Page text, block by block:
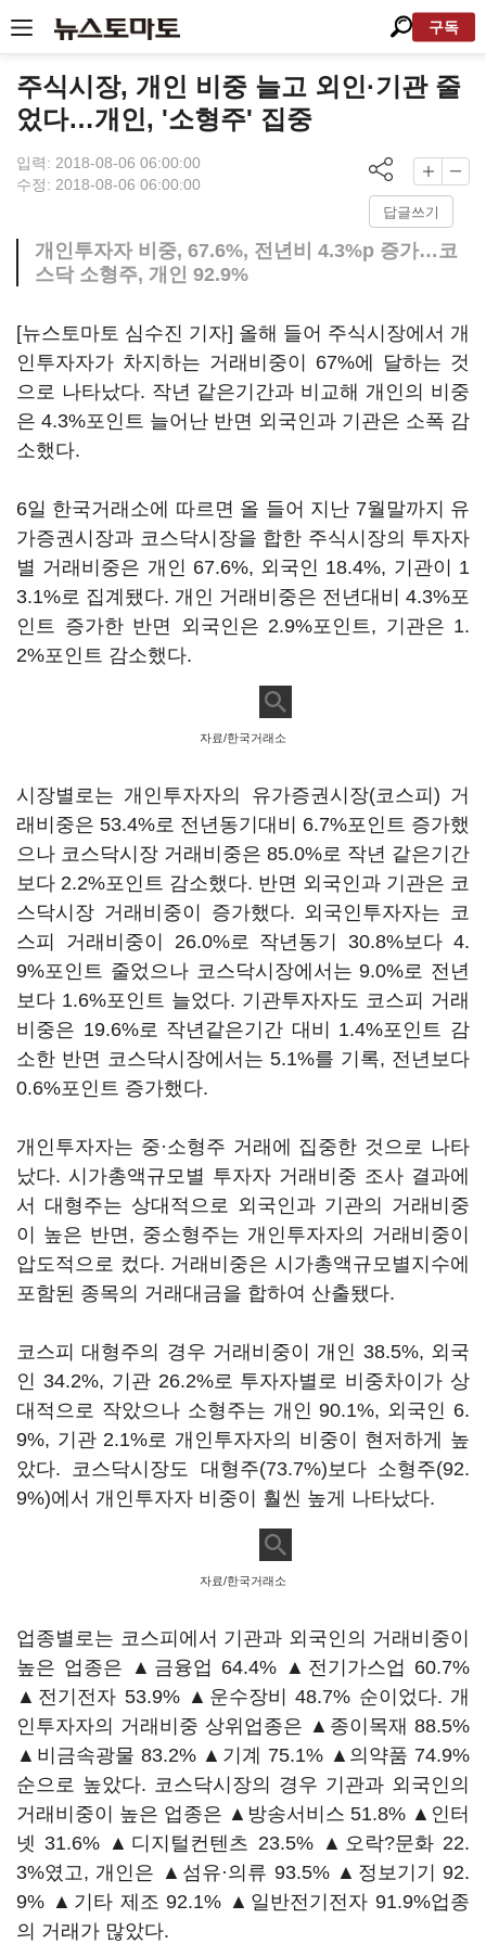
구독
주식시장, 개인 비중 늘고 외인·기관 줄
었다…개인, '소형주' 집중
입력: 2018-08-06 06:00:00
수정: 2018-08-06 06:00:00
답글쓰기
개인투자자 비중, 67.6%, 전년비 4.3%p 증가…코
스닥 소형주, 개인 92.9%
[뉴스토마토 심수진 기자] 올해 들어 주식시장에서 개
인투자자가 차지하는 거래비중이 67%에 달하는 것
으로 나타났다. 작년 같은기간과 비교해 개인의 비중
은 4.3%포인트 늘어난 반면 외국인과 기관은 소폭 감
소했다.
6일 한국거래소에 따르면 올 들어 지난 7월말까지 유
가증권시장과 코스닥시장을 합한 주식시장의 투자자
별 거래비중은 개인 67.6%, 외국인 18.4%, 기관이 1
3.1%로 집계됐다. 개인 거래비중은 전년대비 4.3%포
인트 증가한 반면 외국인은 2.9%포인트, 기관은 1.
2%포인트 감소했다.
자료/한국거래소
시장별로는 개인투자자의 유가증권시장(코스피) 거
래비중은 53.4%로 전년동기대비 6.7%포인트 증가했
으나 코스닥시장 거래비중은 85.0%로 작년 같은기간
보다 2.2%포인트 감소했다. 반면 외국인과 기관은 코
스닥시장 거래비중이 증가했다. 외국인투자자는 코
스피 거래비중이 26.0%로 작년동기 30.8%보다 4.
9%포인트 줄었으나 코스닥시장에서는 9.0%로 전년
보다 1.6%포인트 늘었다. 기관투자자도 코스피 거래
비중은 19.6%로 작년같은기간 대비 1.4%포인트 감
소한 반면 코스닥시장에서는 5.1%를 기록, 전년보다
0.6%포인트 증가했다.
개인투자자는 중·소형주 거래에 집중한 것으로 나타
났다. 시가총액규모별 투자자 거래비중 조사 결과에
서 대형주는 상대적으로 외국인과 기관의 거래비중
이 높은 반면, 중소형주는 개인투자자의 거래비중이
압도적으로 컸다. 거래비중은 시가총액규모별지수에
포함된 종목의 거래대금을 합하여 산출됐다.
코스피 대형주의 경우 거래비중이 개인 38.5%, 외국
인 34.2%, 기관 26.2%로 투자자별로 비중차이가 상
대적으로 작았으나 소형주는 개인 90.1%, 외국인 6.
9%, 기관 2.1%로 개인투자자의 비중이 현저하게 높
았다. 코스닥시장도 대형주(73.7%)보다 소형주(92.
9%)에서 개인투자자 비중이 훨씬 높게 나타났다.
자료/한국거래소
업종별로는 코스피에서 기관과 외국인의 거래비중이
높은 업종은 ▲금융업 64.4% ▲전기가스업 60.7%
▲전기전자 53.9% ▲운수장비 48.7% 순이었다. 개
인투자자의 거래비중 상위업종은 ▲종이목재 88.5%
▲비금속광물 83.2% ▲기계 75.1% ▲의약품 74.9%
순으로 높았다. 코스닥시장의 경우 기관과 외국인의
거래비중이 높은 업종은 ▲방송서비스 51.8% ▲인터
넷 31.6% ▲디지털컨텐츠 23.5% ▲오락?문화 22.
3%였고, 개인은 ▲섬유·의류 93.5% ▲정보기기 92.
9% ▲기타 제조 92.1% ▲일반전기전자 91.9%업종
의 거래가 많았다.